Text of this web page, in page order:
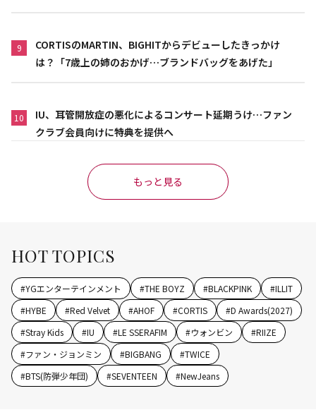
9
CORTISのMARTIN、BIGHITからデビューしたきっかけ
は？「7歳上の姉のおかげ…ブランドバッグをあげた」
10
IU、耳管開放症の悪化によるコンサート延期うけ…ファン
クラブ会員向けに特典を提供へ
もっと見る
HOT TOPICS
#YGエンターテインメント #THE BOYZ #BLACKPINK #ILLIT
#HYBE #Red Velvet #AHOF #CORTIS #D Awards(2027)
#Stray Kids #IU #LE SSERAFIM #ウォンビン #RIIZE
#ファン・ジョンミン #BIGBANG #TWICE
#BTS(防弾少年団) #SEVENTEEN #NewJeans